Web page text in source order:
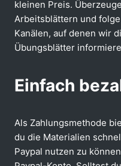
kleinen Preis.
Arbeitsblättern und
Kanälen, auf denen wir
Übungsblätter
Einfach
Als Zahlungsmethode
du die Materialien
Paypal nutzen zu